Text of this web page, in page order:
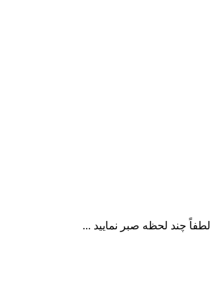
لطفاً چند لحظه صبر نمایید ...